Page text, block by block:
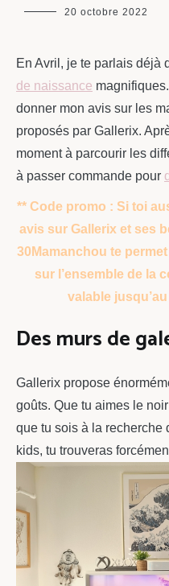
maman
20 octobre 2022
En Avril, je te parlais déjà
de naissance
donner mon avis sur les
proposés par Gallerix.
moment à parcourir les
à passer commande pour
** Code promo : Si toi
avis sur Gallerix et ses
30Mamanchou te
sur l’ensemble de la
valable
Des murs de
Gallerix propose
goûts. Que tu aimes le
que tu sois à la recherche
kids, tu trouveras